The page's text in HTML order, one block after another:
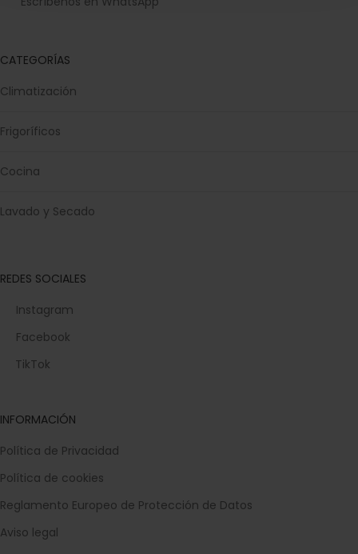
CATEGORÍAS
Climatización
Frigoríficos
Cocina
Lavado y Secado
REDES SOCIALES
Instagram
Facebook
TikTok
INFORMACIÓN
Política de Privacidad
Política de cookies
Reglamento Europeo de Protección de Datos
Aviso legal